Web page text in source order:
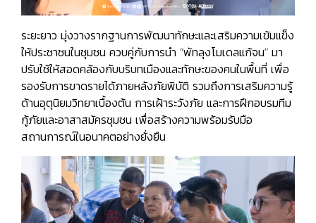
ระยะยาว มุ่งวางรากฐานการพัฒนาทักษะและเสริมความเข้มแข็ง
ให้ประชาชนในชุมชน ควบคู่กับการนำ “พัทลุงโมเดลแก้จน” มา
ปรับใช้ให้สอดคล้องกับบริบทเมืองและทักษะของคนในพื้นที่ เพื่อ
รองรับการขาดรายได้ภายหลังภัยพิบัติ รวมถึงการเสริมความรู้
ด้านอุตุนิยมวิทยาเบื้องต้น การเฝ้าระวังภัย และการฝึกอบรมทีม
กู้ภัยและอาสาสมัครชุมชน เพื่อสร้างความพร้อมรับมือ
สถานการณ์ในอนาคตอย่างยั่งยืน